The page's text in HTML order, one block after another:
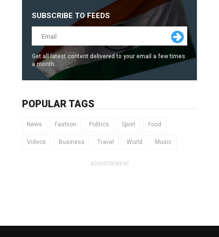
SUBSCRIBE TO FEEDS
Get all latest content delivered to your email a few times
a month.
POPULAR TAGS
News Fashion Politics Sport Food
Videos Business Travel World Music
ADVERTISEMENT